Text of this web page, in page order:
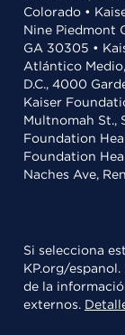
Colorado •
Nine Piedmont
GA 30305 •
Atlántico
D.C., 4000
Kaiser
Multnomah St.,
Foundation
Foundation
Naches Ave,
Si selecciona
KP.org/
de la
externos.